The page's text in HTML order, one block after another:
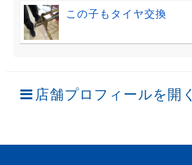
この子もタイヤ交換
店舗プロフィールを開く